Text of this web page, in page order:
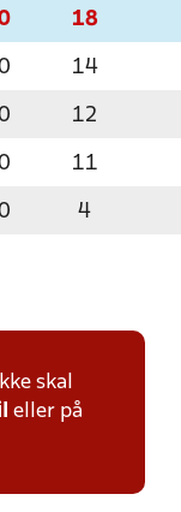
18
14
12
11
4
skal
eller på